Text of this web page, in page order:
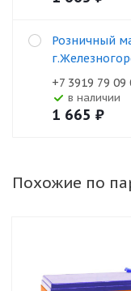
Розничный
+7 3919 79 09
В наличии
1 665 ₽
Похожие по